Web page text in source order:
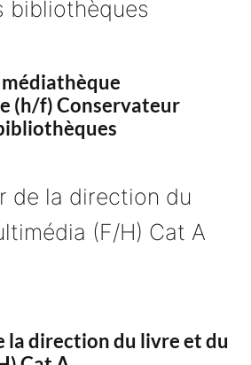
(h/f) Conservateur
la direction du livre et du